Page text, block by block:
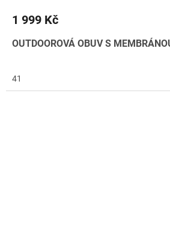
1 999 Kč
OUTDOOROVÁ OBUV S
41